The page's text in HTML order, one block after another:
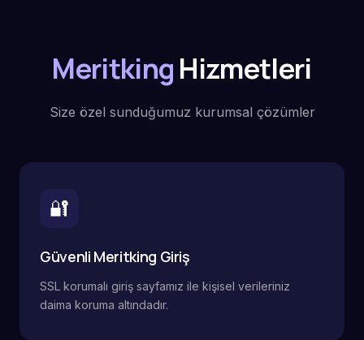
MeritkingHizmetleri
Size özel sunduğumuz kurumsal çözümler
🔐
Güvenli Meritking Giriş
SSL korumalı giriş sayfamız ile kişisel verileriniz
daima koruma altındadır.